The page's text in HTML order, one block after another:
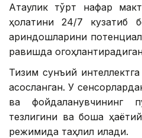
Ақтаулик тўрт нафар
ҳолатини 24/7 кузатиб
қариндошларини
равишда
Тизим сунъий
асосланган. У
ва фойдаланувчининг
тезлигини ва бошқа
режимида таҳлил қилади.